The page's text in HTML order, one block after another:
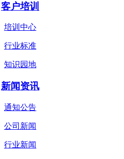
客户培训
培训中心
行业标准
知识园地
新闻资讯
通知公告
公司新闻
行业新闻